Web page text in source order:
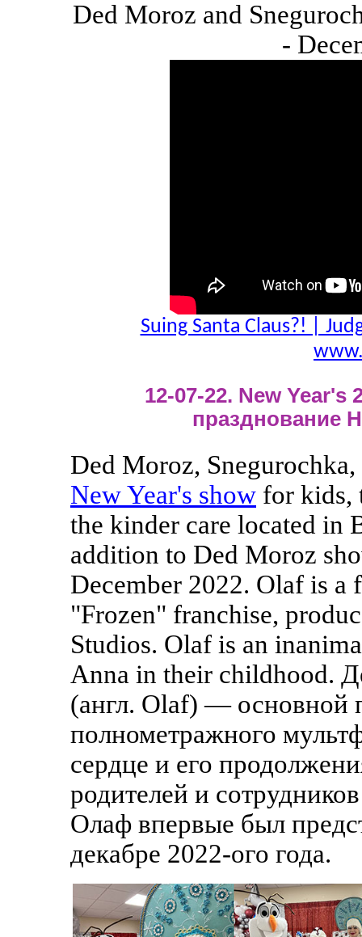
Ded Moroz and
-
Suing Santa Claus?! |
12-07-22. New
празднование
Ded Moroz,
New Year's show for kids,
the kinder care located in
addition to Ded Moroz
December 2022. Olaf is
"Frozen" franchise,
Studios. Olaf is an
Anna in their childhood.
(англ. Olaf) — основной
полнометражного
сердце и его
родителей и
Олаф впервые был
декабре 2022-ого года.